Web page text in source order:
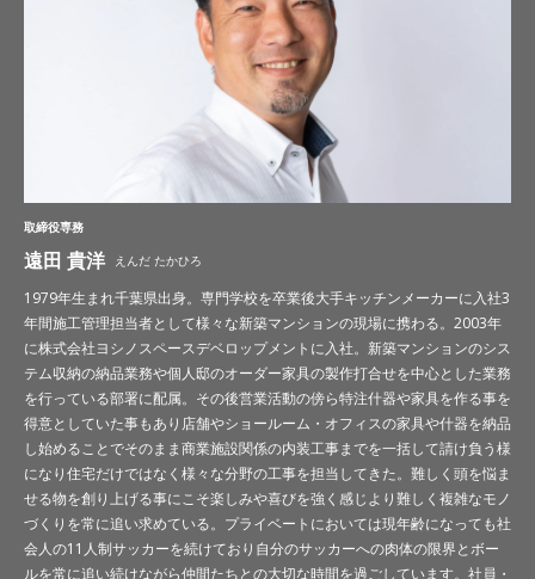
取締役専務
遠田 貴洋 えんだ たかひろ
1979年生まれ千葉県出身。専門学校を卒業後大手キッチンメーカーに入社3
年間施工管理担当者として様々な新築マンションの現場に携わる。2003年
に株式会社ヨシノスペースデベロップメントに入社。新築マンションのシス
テム収納の納品業務や個人邸のオーダー家具の製作打合せを中心とした業務
を行っている部署に配属。その後営業活動の傍ら特注什器や家具を作る事を
得意としていた事もあり店舗やショールーム・オフィスの家具や什器を納品
し始めることでそのまま商業施設関係の内装工事までを一括して請け負う様
になり住宅だけではなく様々な分野の工事を担当してきた。難しく頭を悩ま
せる物を創り上げる事にこそ楽しみや喜びを強く感じより難しく複雑なモノ
づくりを常に追い求めている。プライベートにおいては現年齢になっても社
会人の11人制サッカーを続けており自分のサッカーへの肉体の限界とボー
ルを常に追い続けながら仲間たちとの大切な時間を過ごしています。社員・